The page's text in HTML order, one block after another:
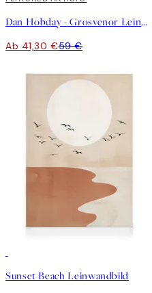
Dan Hobday - Grosvenor Leinwandbild
Ab 41,30 €59 €
Sunset Beach Leinwandbild